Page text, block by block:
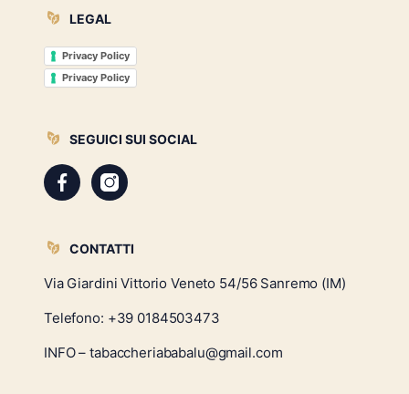
LEGAL
Privacy Policy
Privacy Policy
SEGUICI SUI SOCIAL
FacebookInstagram
CONTATTI
Via Giardini Vittorio Veneto 54/56 Sanremo (IM)
Telefono: +39 0184503473
INFO – tabaccheriababalu@gmail.com